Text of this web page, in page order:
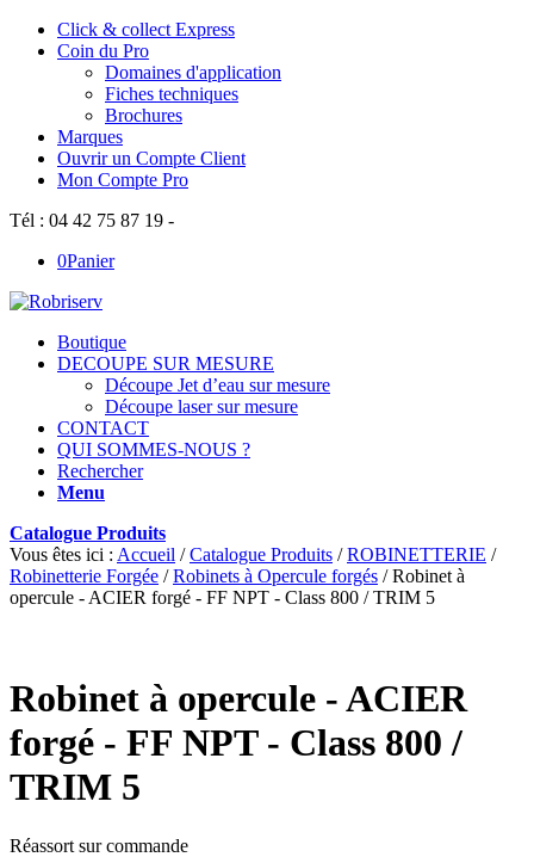
Click & collect Express
Coin du Pro
Domaines d'application
Fiches techniques
Brochures
Marques
Ouvrir un Compte Client
Mon Compte Pro
Tél : 04 42 75 87 19 -
0Panier
Boutique
DECOUPE SUR MESURE
Découpe Jet d’eau sur mesure
Découpe laser sur mesure
CONTACT
QUI SOMMES-NOUS ?
Rechercher
Menu
Catalogue Produits
Vous êtes ici : Accueil / Catalogue Produits / ROBINETTERIE /
Robinetterie Forgée / Robinets à Opercule forgés / Robinet à
opercule - ACIER forgé - FF NPT - Class 800 / TRIM 5
Robinet à opercule - ACIER
forgé - FF NPT - Class 800 /
TRIM 5
Réassort sur commande